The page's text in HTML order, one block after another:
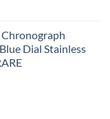
Chronograph
Dial Stainless